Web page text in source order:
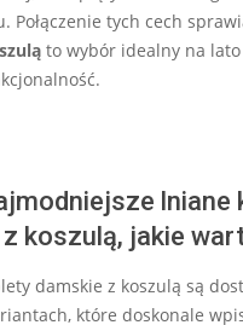
Połączenie tych cech
to wybór idealny na lato
lniane
koszulą, jakie
damskie z koszulą są
które doskonale